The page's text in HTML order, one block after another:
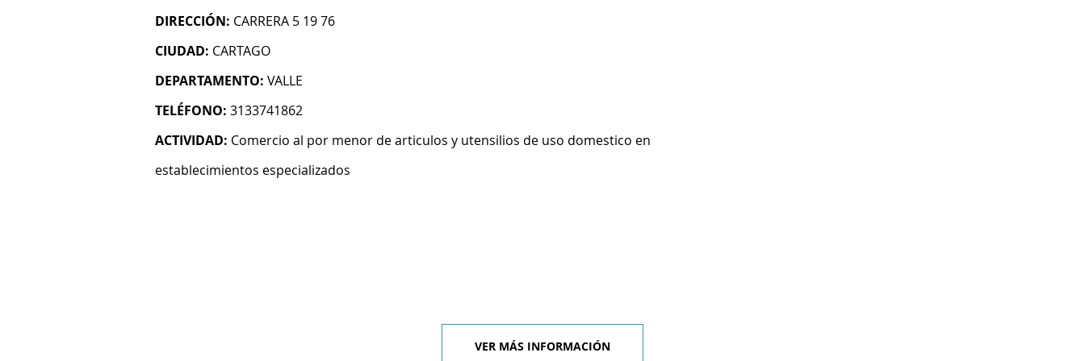
DIRECCIÓN: CARRERA 5 19 76
CIUDAD: CARTAGO
DEPARTAMENTO: VALLE
TELÉFONO: 3133741862
ACTIVIDAD: Comercio al por menor de articulos y utensilios de uso domestico en
establecimientos especializados
VER MÁS INFORMACIÓN